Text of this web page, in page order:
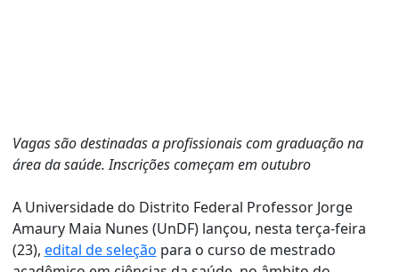
Vagas são destinadas a profissionais com graduação na
área da saúde. Inscrições começam em outubro
A Universidade do Distrito Federal Professor Jorge
Amaury Maia Nunes (UnDF) lançou, nesta terça-feira
(23), edital de seleção para o curso de mestrado